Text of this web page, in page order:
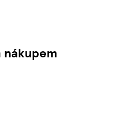
nákupem